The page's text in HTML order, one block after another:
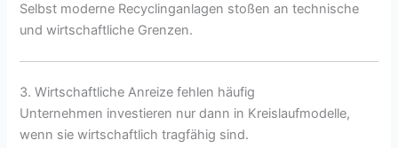
Selbst moderne Recyclinganlagen stoßen an technische
und wirtschaftliche Grenzen.
3. Wirtschaftliche Anreize fehlen häufig
Unternehmen investieren nur dann in Kreislaufmodelle,
wenn sie wirtschaftlich tragfähig sind.